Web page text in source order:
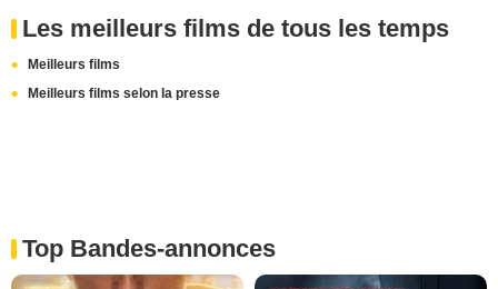
Les meilleurs films de tous les temps
Meilleurs films
Meilleurs films selon la presse
Top Bandes-annonces